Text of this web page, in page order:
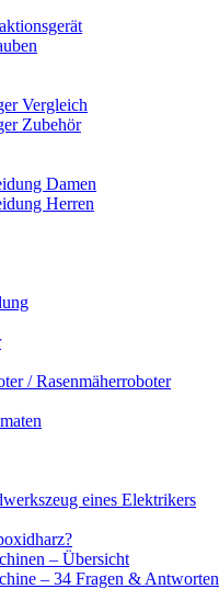
Vergleich
Zubehör
Damen
Herren
/ Rasenmäherroboter
eines Elektrikers
– Übersicht
– 34 Fragen & Antworten